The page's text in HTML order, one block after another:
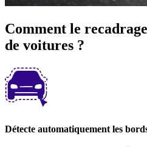
Comment le
de voitures ?
Détecte automatiquement les